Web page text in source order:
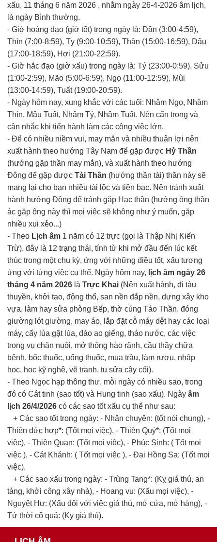
xấu, 11 tháng 6 năm 2026 , nhằm ngày 26-4-2026 âm lịch,
là ngày Bình thường.
- Giờ hoàng đạo (giờ tốt) trong ngày là: Dần (3:00-4:59),
Thìn (7:00-8:59), Tỵ (9:00-10:59), Thân (15:00-16:59), Dậu
(17:00-18:59), Hợi (21:00-22:59).
- Giờ hắc đạo (giờ xấu) trong ngày là: Tý (23:00-0:59), Sửu
(1:00-2:59), Mão (5:00-6:59), Ngọ (11:00-12:59), Mùi
(13:00-14:59), Tuất (19:00-20:59).
- Ngày hôm nay, xung khắc với các tuổi: Nhâm Ngọ, Nhâm
Thìn, Mậu Tuất, Nhâm Tý, Nhâm Tuất. Nên cẩn trọng và
cân nhắc khi tiến hành làm các công việc lớn.
- Để có nhiều niềm vui, may mắn và nhiều thuận lợi nên
xuất hành theo hướng Tây Nam để gặp được Hỷ Thần
(hướng gặp thần may mắn), và xuất hành theo hướng
Đông để gặp được Tài Thần (hướng thần tài) thần này sẽ
mang lại cho bạn nhiều tài lộc và tiền bạc. Nên tránh xuất
hành hướng Đông để tránh gặp Hạc thần (hướng ông thần
ác gặp ông này thì mọi việc sẽ không như ý muốn, gặp
nhiều xui xẻo...)
- Theo Lịch âm 1 năm có 12 trực (gọi là Thập Nhị Kiến
Trừ), đây là 12 trạng thái, tính từ khi mở đầu đến lúc kết
thúc trong một chu kỳ, ứng với những điều tốt, xấu tương
ứng với từng việc cụ thể. Ngày hôm nay, lịch âm ngày 26
tháng 4 năm 2026 là Trực Khai (Nên xuất hành, đi tàu
thuyền, khởi tạo, động thổ, san nền đắp nền, dựng xây kho
vựa, làm hay sửa phòng Bếp, thờ cúng Táo Thần, đóng
giường lót giường, may áo, lắp đặt cỗ máy dệt hay các loại
máy, cấy lúa gặt lúa, đào ao giếng, tháo nước, các việc
trong vụ chăn nuôi, mở thông hào rãnh, cầu thầy chữa
bệnh, bốc thuốc, uống thuốc, mua trâu, làm rượu, nhập
học, học kỹ nghệ, vẽ tranh, tu sửa cây cối).
- Theo Ngọc hạp thông thư, mỗi ngày có nhiều sao, trong
đó có Cát tinh (sao tốt) và Hung tinh (sao xấu). Ngày âm
lịch 26/4/2026 có các sao tốt xấu cụ thể như sau:
+ Các sao tốt trong ngày: - Nhân chuyên: (tốt nói chung), -
Thiên đức hợp*: (Tốt mọi việc), - Thiên Quý*: (Tốt mọi
việc), - Thiên Quan: (Tốt mọi việc), - Phúc Sinh: ( Tốt mọi
việc ), - Cát Khánh: ( Tốt mọi việc ), - Đại Hồng Sa: (Tốt mọi
việc).
+ Các sao xấu trong ngày: - Trùng Tang*: (Kỵ giá thú, an
táng, khởi công xây nhà), - Hoang vu: (Xấu mọi việc), -
Nguyệt Hư: (Xấu đối với việc giá thú, mở cửa, mở hàng), -
Tứ thời cô quả: (Kỵ giá thú).